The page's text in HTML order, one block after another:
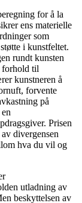
for å la
ens materielle
som
i kunstfeltet.
rundt kunsten
forhold til
kunstneren å
forvente
på
Prisen
divergensen
hva du vil og
utladning av
beskyttelsen av